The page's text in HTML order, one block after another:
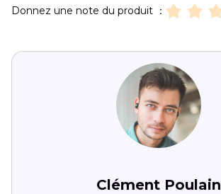
Donnez une note du produit ：
Clément Poulain